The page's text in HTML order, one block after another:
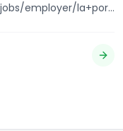
jobbank.gc.ca/browsejobs/employer/la+porte+de+la+mauricie/ca